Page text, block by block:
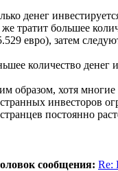
денег
тратит большее
евро), затем
количество денег
образом, хотя
инвесторов
постоянно
сообщения: Re: